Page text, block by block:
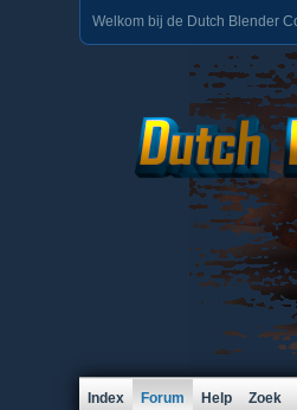
Welkom bij de Dutch Blender
Index Forum Help Zoek